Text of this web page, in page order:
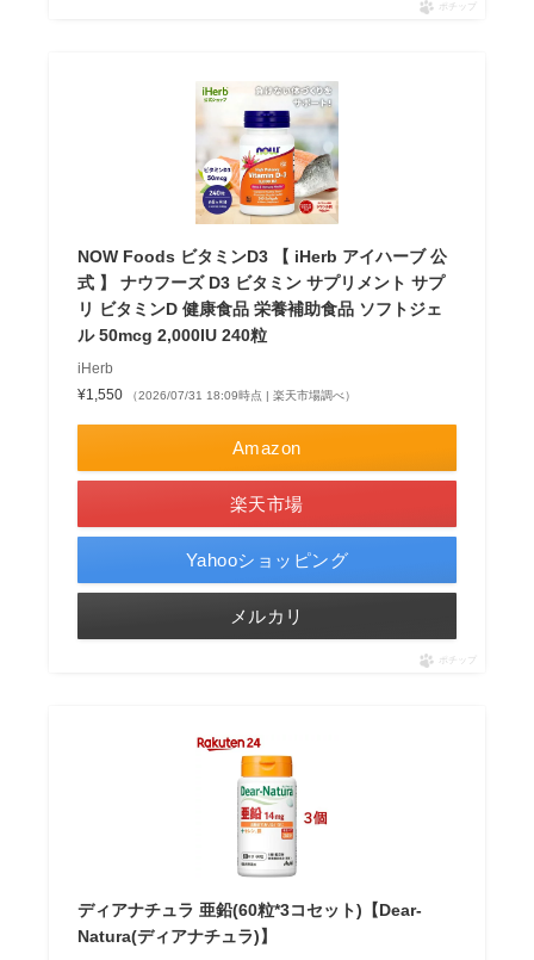
ポチップ
NOW Foods ビタミンD3 【 iHerb アイハーブ 公
式 】 ナウフーズ D3 ビタミン サプリメント サプ
リ ビタミンD 健康食品 栄養補助食品 ソフトジェ
ル 50mcg 2,000IU 240粒
iHerb
¥1,550
（2026/07/31 18:09時点 | 楽天市場調べ）
Amazon
楽天市場
Yahooショッピング
メルカリ
ポチップ
ディアナチュラ 亜鉛(60粒*3コセット)【Dear-
Natura(ディアナチュラ)】